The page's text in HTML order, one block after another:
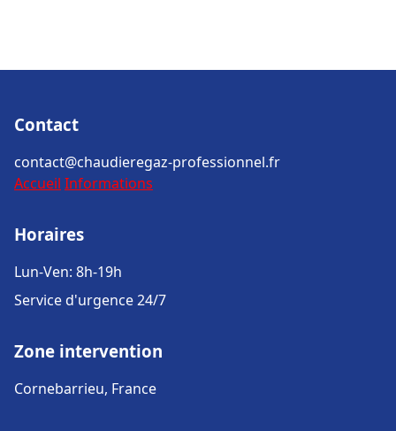
Contact
contact@chaudieregaz-professionnel.fr
Accueil Informations
Horaires
Lun-Ven: 8h-19h
Service d'urgence 24/7
Zone intervention
Cornebarrieu, France